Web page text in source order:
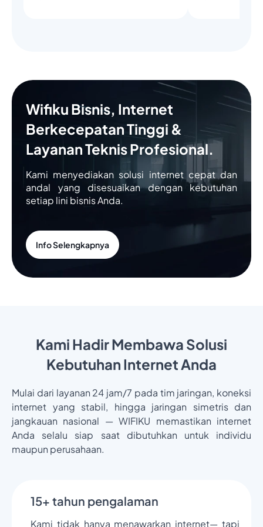
Wifiku Bisnis, Internet
Berkecepatan Tinggi &
Layanan Teknis Profesional.
Kami menyediakan solusi internet cepat dan
andal yang disesuaikan dengan kebutuhan
setiap lini bisnis Anda.
Info Selengkapnya
Kami Hadir Membawa Solusi
Kebutuhan Internet Anda
Mulai dari layanan 24 jam/7 pada tim jaringan, koneksi
internet yang stabil, hingga jaringan simetris dan
jangkauan nasional — WIFIKU memastikan internet
Anda selalu siap saat dibutuhkan untuk individu
maupun perusahaan.
15+ tahun pengalaman
Kami tidak hanya menawarkan internet— tapi